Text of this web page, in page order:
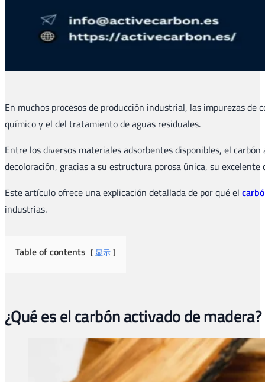
En muchos procesos de producción industrial, las impurezas
químico y el del tratamiento de aguas residuales.
Entre los diversos materiales adsorbentes disponibles, el
decoloración, gracias a su estructura porosa única, su
Este artículo ofrece una explicación detallada de por qué el
industrias.
Table of contents 显示
¿Qué es el carbón activado de madera?